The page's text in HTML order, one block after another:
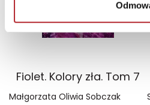
Fiolet. Kolory zła. Tom 7
Małgorzata Oliwia Sobczak